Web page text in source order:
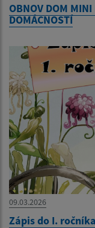
OBNOV DOM
DOMÁCNOSTÍ
09.03.2026
Zápis do I.